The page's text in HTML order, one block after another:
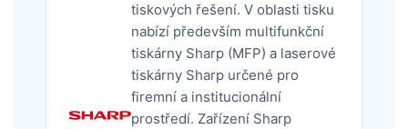
tiskových řešení. V oblasti tisku
nabízí především multifunkční
tiskárny Sharp (MFP) a laserové
tiskárny Sharp určené pro
firemní a institucionální
prostředí. Zařízení Sharp